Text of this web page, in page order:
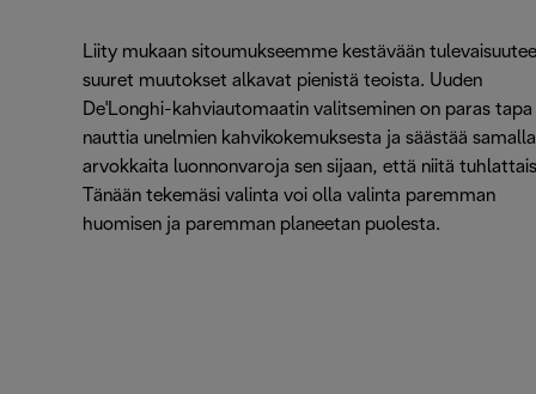
Liity mukaan sitoumukseemme kestävään
suuret muutokset alkavat pienistä teoista. Uuden
De'Longhi-kahviautomaatin valitseminen on paras tapa
nauttia unelmien kahvikokemuksesta ja säästää samalla
arvokkaita luonnonvaroja sen sijaan, että niitä
Tänään tekemäsi valinta voi olla valinta paremman
huomisen ja paremman planeetan puolesta.